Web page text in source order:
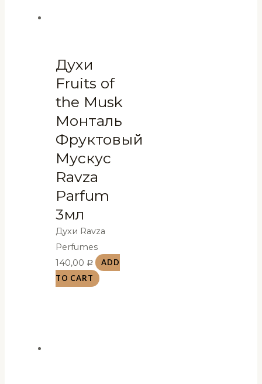
Духи
Fruits of
the Musk
Монталь
Фруктовый
Мускус
Ravza
Parfum
3мл
Духи Ravza
Perfumes
140,00 Р
ADD
TO CART